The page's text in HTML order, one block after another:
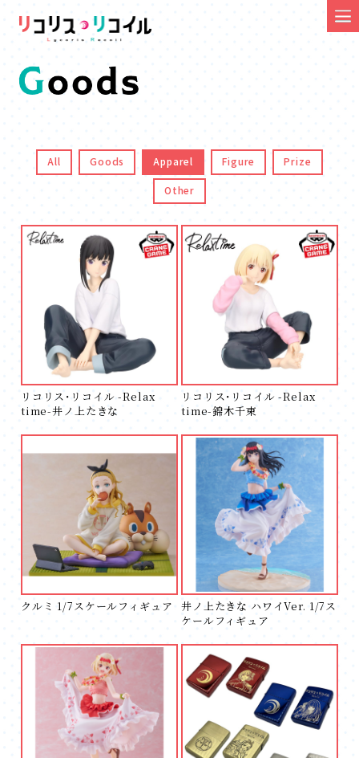
All Goods Apparel Figure Prize
Other
リコリス・リコイル -Relax
time-井ノ上たきな
リコリス・リコイル -Relax
time-錦木千束
クルミ 1/7スケールフィギュア
井ノ上たきな ハワイVer. 1/7ス
ケールフィギュア